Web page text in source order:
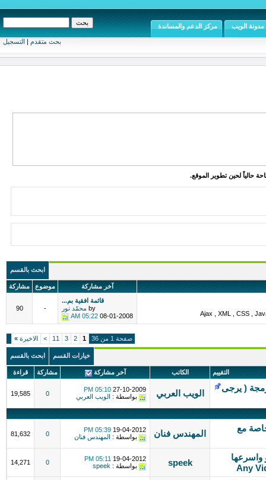
بحث متقدم | التسجيل
مدونة الويب مركز الدعم والمساندة
حالياً لحين تطوير الموقع.
ابحث بالقسم
آخر مشاركة موضوع
مشاركة
قائمة افقية بم...
by محمّد نور
08-01-2008
05:22 AM
-
90
صفحة 1 من 36 1
2
3
11
> الاخيرة »
خيارات القسم ابحث بالقسم
التقييم الكاتب آخر مشاركة مشاركة قراءة
( يرجى
الويب العربي 27-10-2009
05:10 PM
بواسطة :
الويب العربي 0
19,585
مع
المهندس فنان 19-04-2012
05:39 PM
بواسطة :
المهندس فنان 0
81,632
واسرعها
Any
speek
19-04-2012
05:11 PM
بواسطة : speek
0
14,271